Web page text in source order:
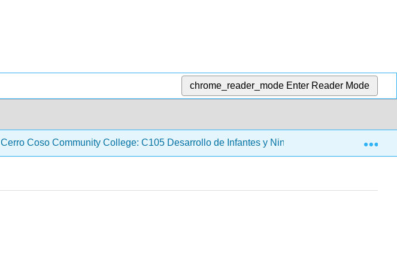
chrome_reader_mode Enter Reader Mode
Cerro Coso Community College: C105 Desarrollo de Infantes y Ninos Pequenos